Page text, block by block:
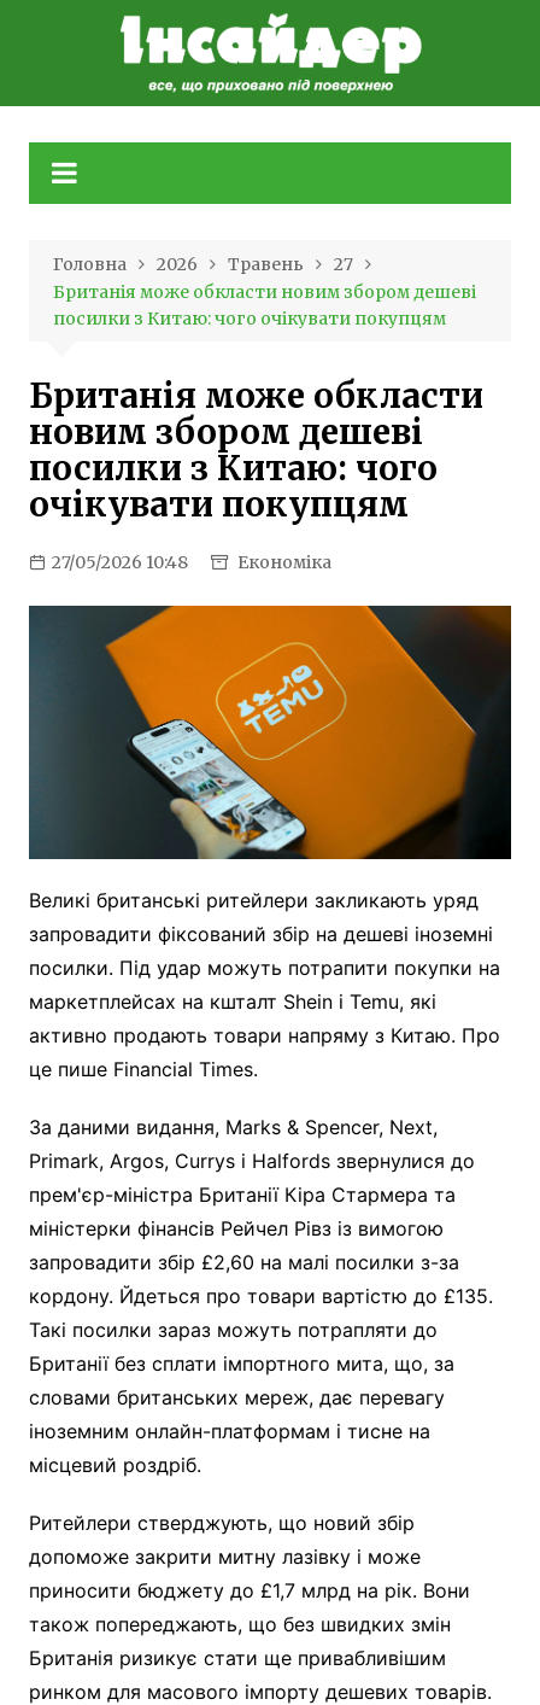
Головна 2026 Травень
27
Британія може обкласти новим збором дешеві
посилки з Китаю: чого очікувати покупцям
Британія може обкласти
новим збором дешеві
посилки з Китаю: чого
очікувати покупцям
27/05/2026 10:48 Економіка
Великі британські ритейлери закликають уряд
запровадити фіксований збір на дешеві іноземні
посилки. Під удар можуть потрапити покупки на
маркетплейсах на кшталт Shein і Temu, які
активно продають товари напряму з Китаю. Про
це пише Financial Times.
За даними видання, Marks & Spencer, Next,
Primark, Argos, Currys і Halfords звернулися до
прем'єр-міністра Британії Кіра Стармера та
міністерки фінансів Рейчел Рівз із вимогою
запровадити збір £2,60 на малі посилки з-за
кордону. Йдеться про товари вартістю до £135.
Такі посилки зараз можуть потрапляти до
Британії без сплати імпортного мита, що, за
словами британських мереж, дає перевагу
іноземним онлайн-платформам і тисне на
місцевий роздріб.
Ритейлери стверджують, що новий збір
допоможе закрити митну лазівку і може
приносити бюджету до £1,7 млрд на рік. Вони
також попереджають, що без швидких змін
Британія ризикує стати ще привабливішим
ринком для масового імпорту дешевих товарів.